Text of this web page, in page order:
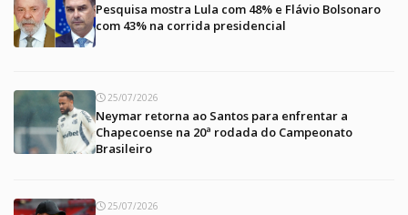
Pesquisa mostra Lula com 48% e Flávio Bolsonaro
com 43% na corrida presidencial
25/07/2026
Neymar retorna ao Santos para enfrentar a
Chapecoense na 20ª rodada do Campeonato
Brasileiro
25/07/2026